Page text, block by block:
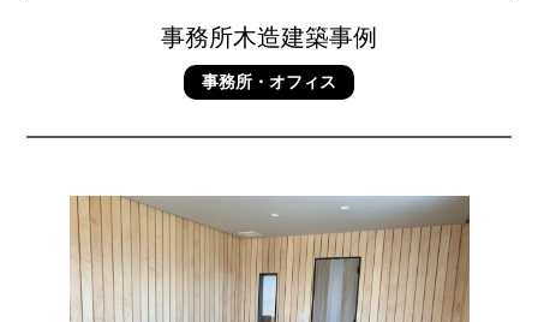
事務所木造建築事例
事務所・オフィス